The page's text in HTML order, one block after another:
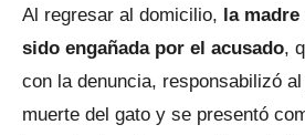
Al regresar al domicilio, la
sido engañada por el acusado,
con la denuncia, responsabilizó
muerte del gato y se presentó